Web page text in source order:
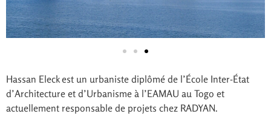
Hassan Eleck est un urbaniste diplômé de l’École Inter-État
d’Architecture et d’Urbanisme à l’EAMAU au Togo et
actuellement responsable de projets chez RADYAN.